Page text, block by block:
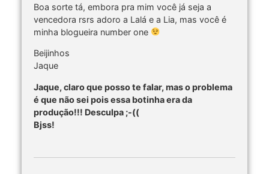
Boa sorte tá, embora pra mim você já seja a
vencedora rsrs adoro a Lalá e a Lia, mas você é
minha blogueira number one
Beijinhos
Jaque
Jaque, claro que posso te falar, mas o problema
é que não sei pois essa botinha era da
produção!!! Desculpa ;-((
Bjss!